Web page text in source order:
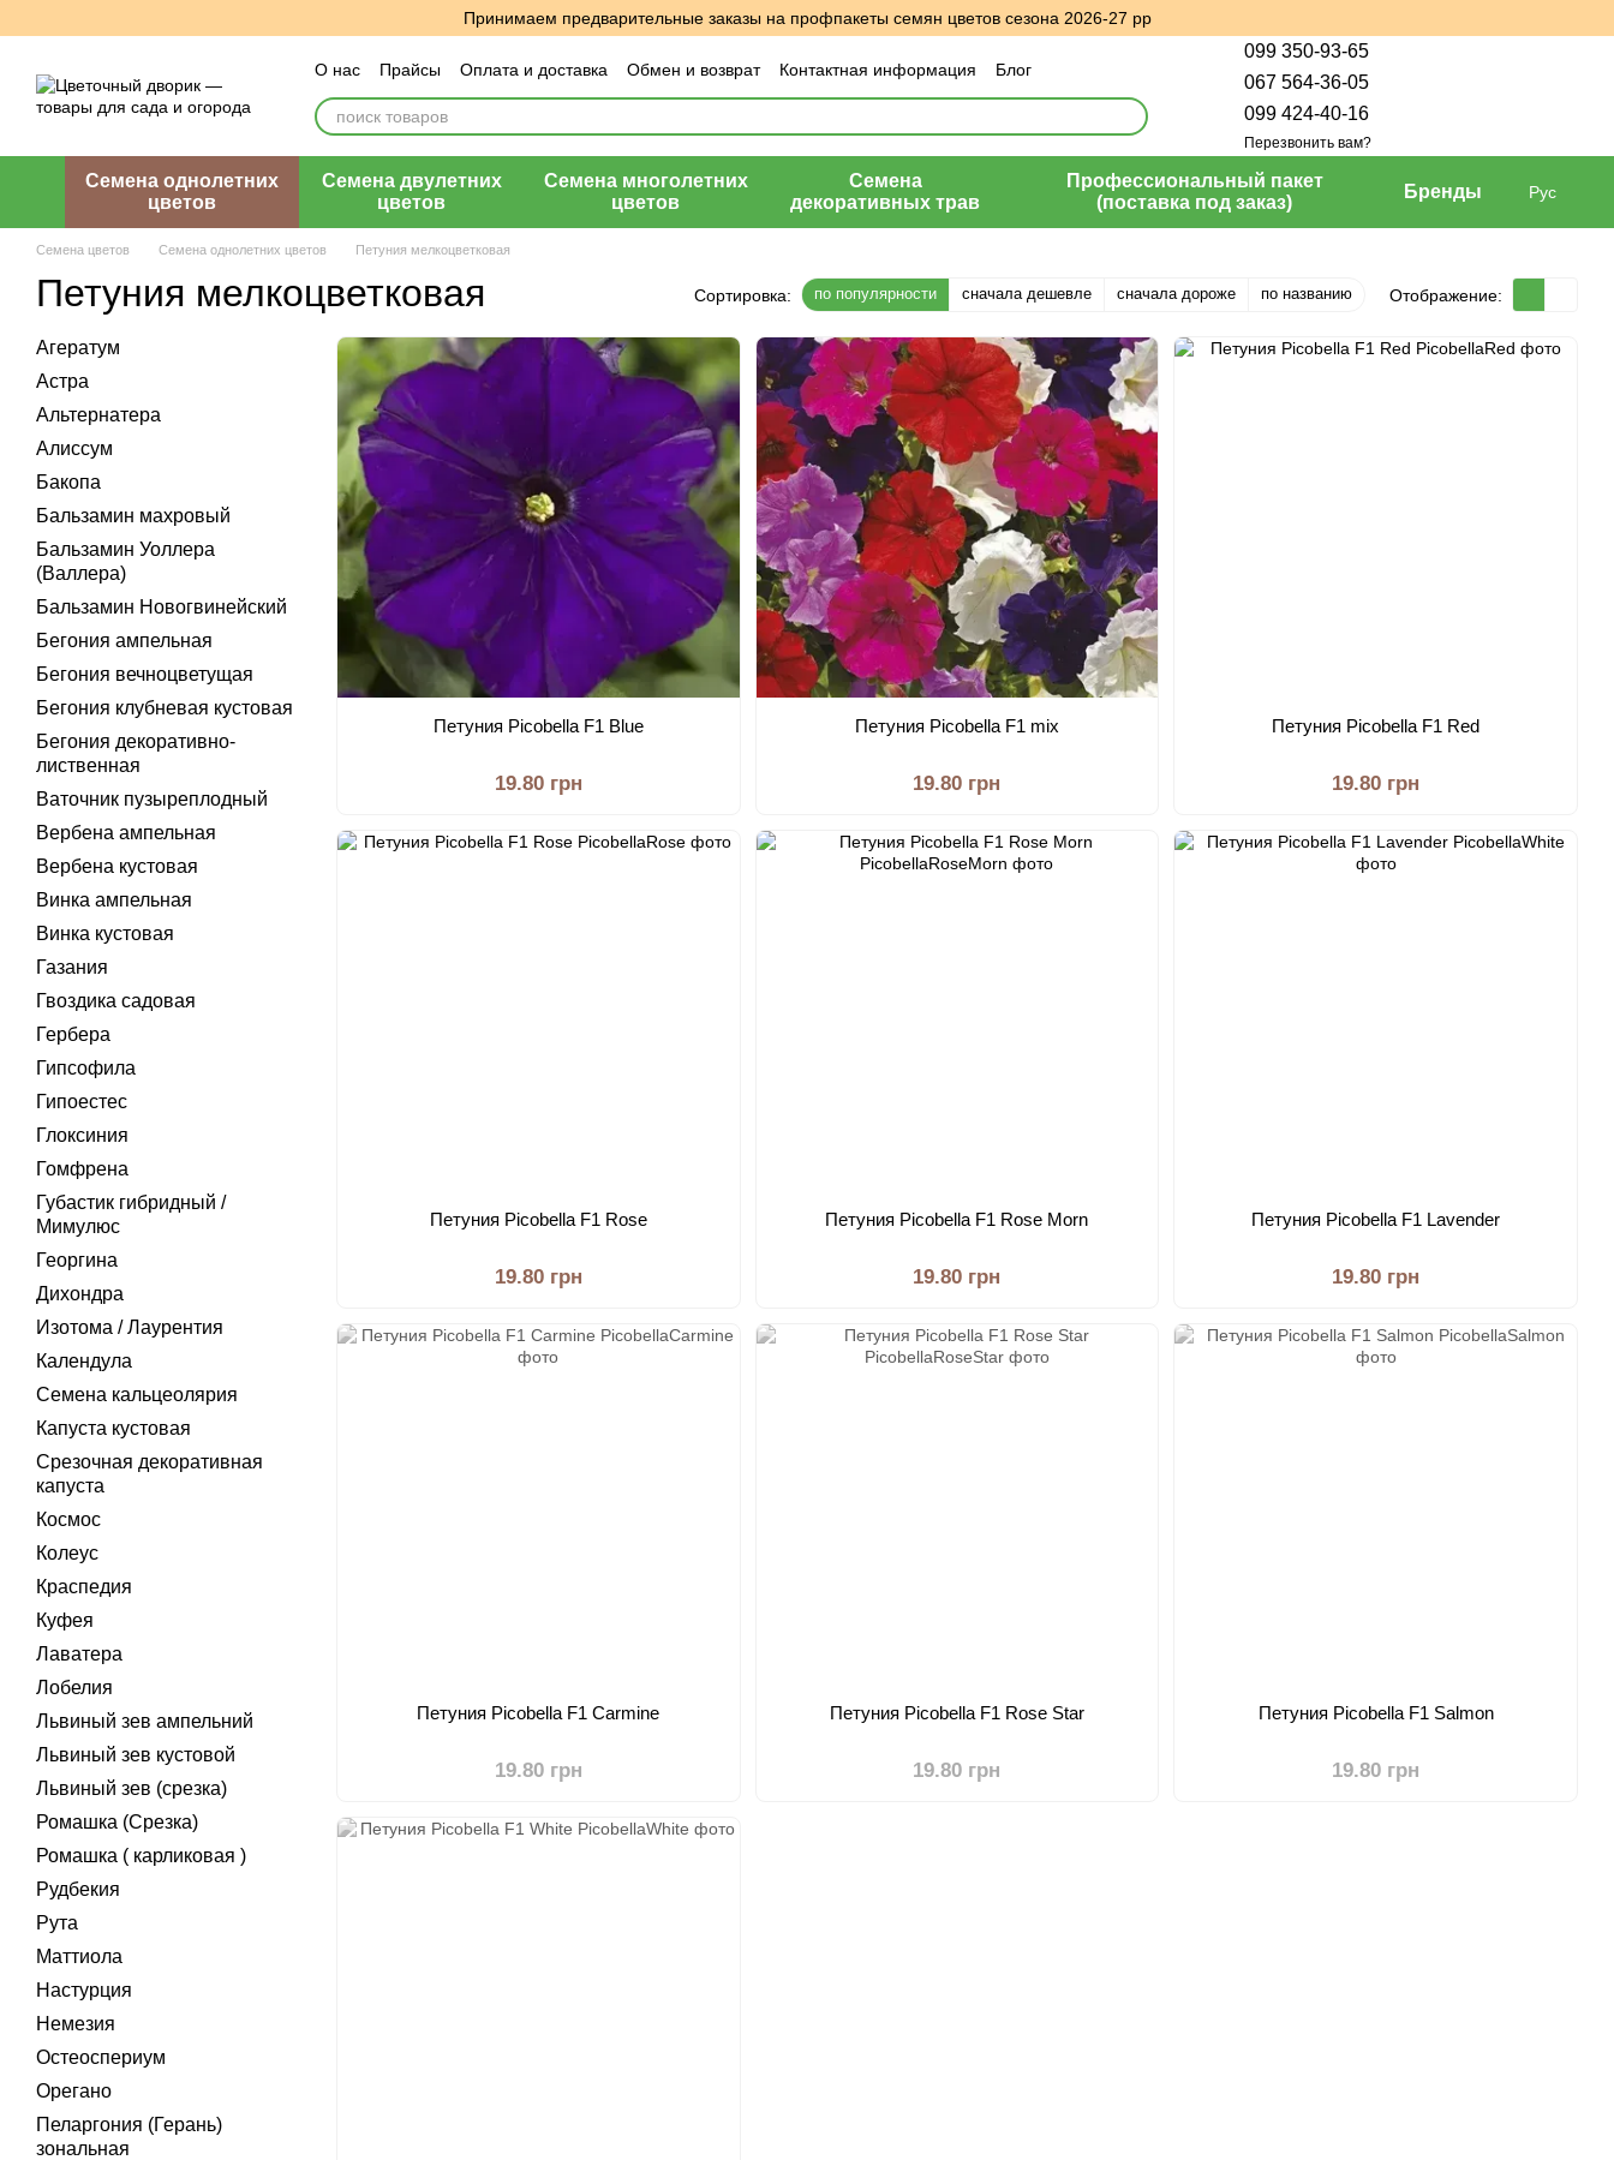
Принимаем предварительные заказы на профпакеты семян цветов сезона 2026-27 рр
О нас Прайсы Оплата и доставка Обмен и возврат Контактная информация
Блог
Пользовательское соглашение
Отзывы о магазине
099 350-93-65
067 564-36-05
099 424-40-16
Перезвонить вам?
Семена однолетних
цветов
Семена двулетних
цветов
Семена многолетних
цветов
Семена
декоративных трав
Профессиональный пакет
(поставка под заказ)
Бренды Рус
Семена цветов Семена однолетних цветов Петуния мелкоцветковая
Петуния мелкоцветковая Сортировка: по популярности сначала дешевле сначала дороже по названию Отображение:
Петуния Picobella F1 Blue
19.80 грн
Петуния Picobella F1 mix
19.80 грн
Петуния Picobella F1 Red
19.80 грн
Петуния Picobella F1 Rose
19.80 грн
Петуния Picobella F1 Rose Morn
19.80 грн
Петуния Picobella F1 Lavender
19.80 грн
Петуния Picobella F1 Carmine
19.80 грн
Петуния Picobella F1 Rose Star
19.80 грн
Петуния Picobella F1 Salmon
19.80 грн
Агератум
Астра
Альтернатера
Алиссум
Бакопа
Бальзамин махровый
Бальзамин Уоллера
(Валлера)
Бальзамин Новогвинейский
Бегония ампельная
Бегония вечноцветущая
Бегония клубневая кустовая
Бегония декоративно-
лиственная
Ваточник пузыреплодный
Вербена ампельная
Вербена кустовая
Винка ампельная
Винка кустовая
Газания
Гвоздика садовая
Гербера
Гипсофила
Гипоестес
Глоксиния
Гомфрена
Губастик гибридный /
Мимулюс
Георгина
Дихондра
Изотома / Лаурентия
Календула
Семена кальцеолярия
Капуста кустовая
Срезочная декоративная
капуста
Космос
Колеус
Краспедия
Куфея
Лаватера
Лобелия
Львиный зев ампельний
Львиный зев кустовой
Львиный зев (срезка)
Ромашка (Срезка)
Ромашка ( карликовая )
Рудбекия
Рута
Маттиола
Настурция
Немезия
Остеоспериум
Орегано
Пеларгония (Герань)
зональная